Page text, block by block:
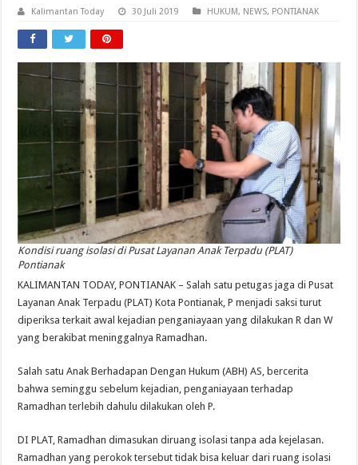
Kalimantan Today 30 Juli 2019 HUKUM, NEWS, PONTIANAK
Kondisi ruang isolasi di Pusat Layanan Anak Terpadu (PLAT)
Pontianak
KALIMANTAN TODAY, PONTIANAK – Salah satu petugas jaga di Pusat
Layanan Anak Terpadu (PLAT) Kota Pontianak, P menjadi saksi turut
diperiksa terkait awal kejadian penganiayaan yang dilakukan R dan W
yang berakibat meninggalnya Ramadhan.
Salah satu Anak Berhadapan Dengan Hukum (ABH) AS, bercerita
bahwa seminggu sebelum kejadian, penganiayaan terhadap
Ramadhan terlebih dahulu dilakukan oleh P.
DI PLAT, Ramadhan dimasukan diruang isolasi tanpa ada kejelasan.
Ramadhan yang perokok tersebut tidak bisa keluar dari ruang isolasi